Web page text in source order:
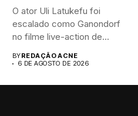
O ator Uli Latukefu foi
escalado como Ganondorf
no filme live-action de...
BYREDAÇÃO ACNE
6 DE AGOSTO DE 2026